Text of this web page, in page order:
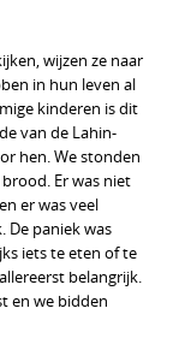
wijzen ze naar
in hun leven al
kinderen is dit
van de Lahin-
hen. We stonden
Er was niet
er was veel
De paniek was
iets te eten of te
belangrijk.
en we bidden